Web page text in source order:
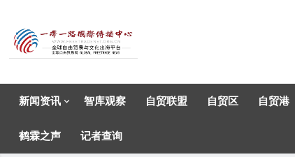
新闻资讯 智库观察 自贸联盟 自贸区 自贸港
鹤霖之声 记者查询